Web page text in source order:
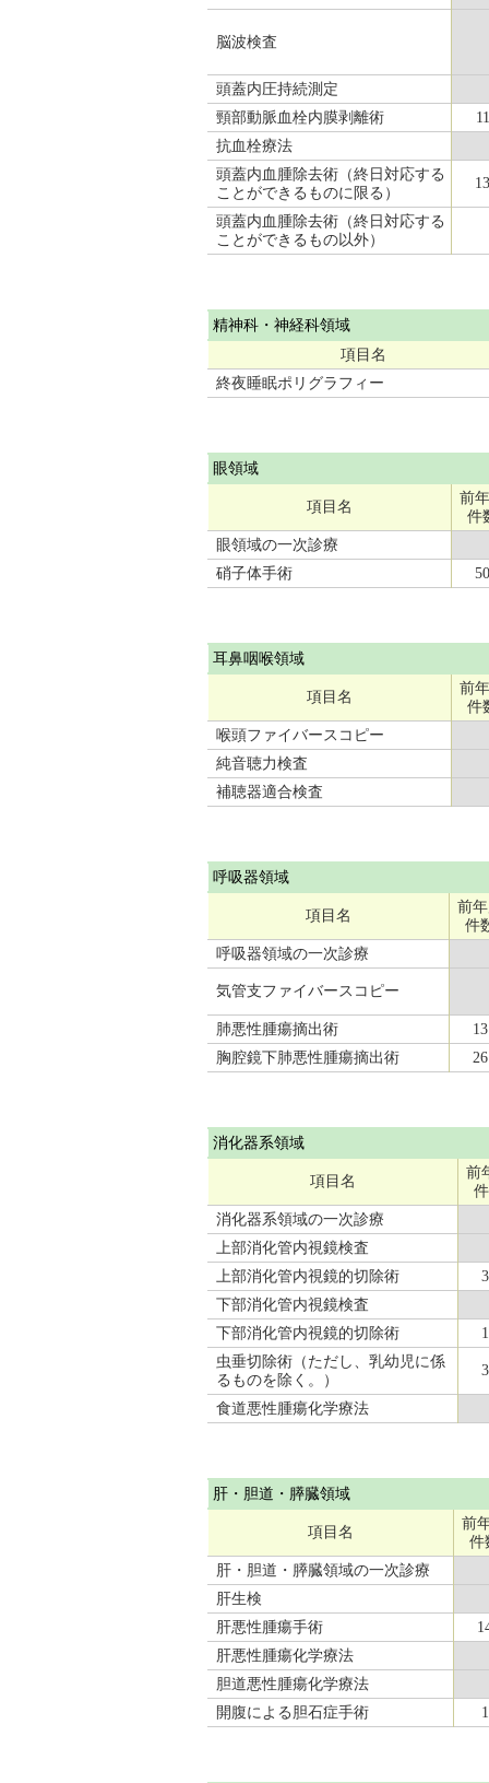
脳波検査
頭蓋内圧持続測定
頸部動脈血栓内膜剥離術
11
抗血栓療法
頭蓋内血腫除去術（終日対応する
ことができるものに限る）
13
頭蓋内血腫除去術（終日対応する
ことができるもの以外）
精神科・神経科領域
項目名
終夜睡眠ポリグラフィー
眼領域
項目名
前
件
眼領域の一次診療
硝子体手術
50
耳鼻咽喉領域
項目名
前
件
喉頭ファイバースコピー
純音聴力検査
補聴器適合検査
呼吸器領域
項目名
前
件
呼吸器領域の一次診療
気管支ファイバースコピー
肺悪性腫瘍摘出術
13
胸腔鏡下肺悪性腫瘍摘出術
26
消化器系領域
項目名
前
消化器系領域の一次診療
上部消化管内視鏡検査
上部消化管内視鏡的切除術
下部消化管内視鏡検査
下部消化管内視鏡的切除術
虫垂切除術（ただし、乳幼児に係
るものを除く。）
食道悪性腫瘍化学療法
肝・胆道・膵臓領域
項目名
前
件
肝・胆道・膵臓領域の一次診療
肝生検
肝悪性腫瘍手術
肝悪性腫瘍化学療法
胆道悪性腫瘍化学療法
開腹による胆石症手術
1